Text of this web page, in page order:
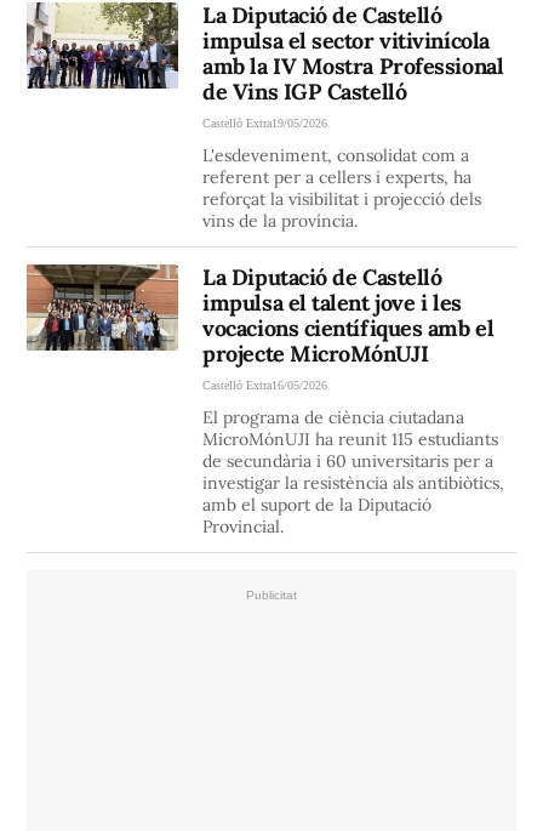
La Diputació de Castelló
impulsa el sector vitivinícola
amb la IV Mostra Professional
de Vins IGP Castelló
Castelló Extra19/05/2026
L'esdeveniment, consolidat com a
referent per a cellers i experts, ha
reforçat la visibilitat i projecció dels
vins de la província.
La Diputació de Castelló
impulsa el talent jove i les
vocacions científiques amb el
projecte MicroMónUJI
Castelló Extra16/05/2026
El programa de ciència ciutadana
MicroMónUJI ha reunit 115 estudiants
de secundària i 60 universitaris per a
investigar la resistència als antibiòtics,
amb el suport de la Diputació
Provincial.